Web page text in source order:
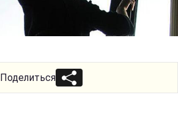
Поделиться